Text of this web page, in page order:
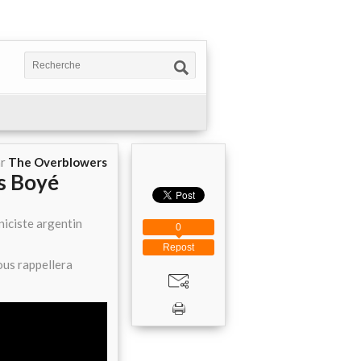
The Overblowers
Boyé
argentin
rappellera
Repost
0